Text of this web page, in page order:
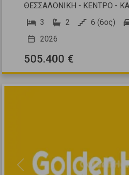
ΘΕΣΣΑΛΟΝΙΚΗ - ΚΕΝΤΡΟ -
3
2 6 (6ος)
2026
505.400 €
Previous